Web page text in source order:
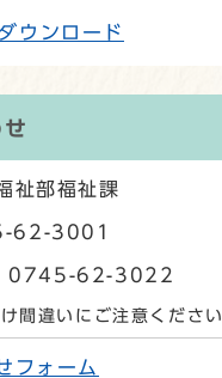
ウンロード
祉部福祉課
62-3001
: 0745-62-3022
間違いにご注意ください
フォーム